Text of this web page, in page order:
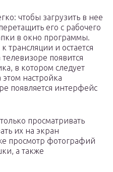
чтобы загрузить в нее
его с рабочего
в окно программы.
трансляции и остается
появится
в котором следует
этом настройка
появляется интерфейс
просматривать
их на экран
просмотр фотографий
а также